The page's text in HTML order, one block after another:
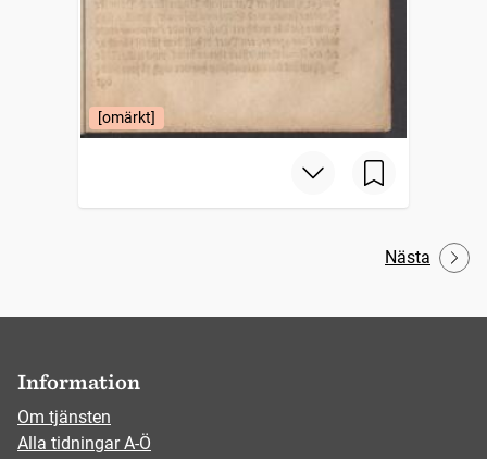
[omärkt]
Nästa
Information
Om tjänsten
Alla tidningar A-Ö